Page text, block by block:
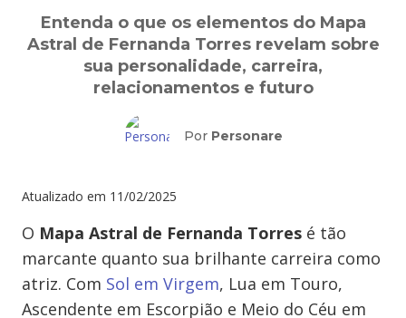
Entenda o que os elementos do Mapa
Astral de Fernanda Torres revelam sobre
sua personalidade, carreira,
relacionamentos e futuro
Por Personare
Atualizado em 11/02/2025
O Mapa Astral de Fernanda Torres é tão
marcante quanto sua brilhante carreira como
atriz. Com Sol em Virgem, Lua em Touro,
Ascendente em Escorpião e Meio do Céu em